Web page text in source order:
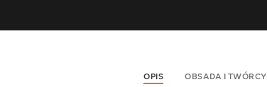
OPIS OBSADA I TWÓRCY